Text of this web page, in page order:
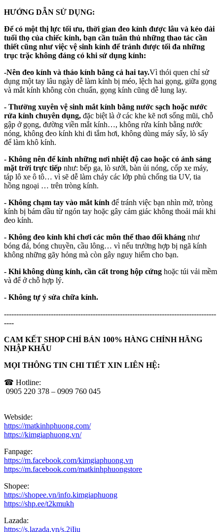
HƯỚNG DẪN SỬ DỤNG:
Để có một thị lực tối ưu, thời gian đeo kính được lâu và kéo dài
tuổi thọ của chiếc kính, bạn cần tuân thủ những thao tác cần
thiết cũng như việc vệ sinh kính để tránh được tối đa những
trục trặc không đáng có khi sử dụng kính:
-Nên đeo kính và tháo kính bằng cả hai tay.Vì thói quen chỉ sử
dụng một tay lâu ngày dễ làm kính bị méo, lệch hai gọng, giữa gọng
và mắt kính không còn chuẩn, gọng kính cũng dễ lung lay.
- Thường xuyên vệ sinh mắt kính bằng nước sạch hoặc nước
rửa kính chuyên dụng, đặc biệt là ở các khe kẽ nơi sống mũi, chỗ
gập ở gọng, đường viền mắt kính…, không rửa kính bằng nước
nóng, không đeo kính khi đi tắm hơi, không dùng máy sấy, lò sấy
để làm khô kính.
- Không nên để kính những nơi nhiệt độ cao hoặc có ánh sáng
mặt trời trực tiếp như: bếp ga, lò sưởi, bàn ủi nóng, cốp xe máy,
táp lô xe ô tô… vì sẽ dễ làm chảy các lớp phủ chống tia UV, tia
hồng ngoại … trên tròng kính.
- Không chạm tay vào mắt kính để tránh việc bạn nhìn mờ, tròng
kính bị bám dầu từ ngón tay hoặc gây cảm giác không thoải mái khi
đeo kính.
- Không đeo kính khi chơi các môn thể thao đối kháng như
bóng đá, bóng chuyền, cầu lông… vì nếu trường hợp bị ngã kính
không những gãy hỏng mà còn gây nguy hiểm cho bạn.
- Khi không dùng kính, cần cất trong hộp cứng hoặc túi vải mềm
và để ở chỗ hợp lý.
- Không tự ý sửa chữa kính.
--------------------------------------------------------------------------------------
----
CAM KẾT SHOP CHỈ BÁN 100% HÀNG CHÍNH HÃNG
NHẬP KHẨU
MỌI THÔNG TIN CHI TIẾT XIN LIÊN HỆ:
☎ Hotline:
0905 220 378 – 0909 760 045
Webside:
https://matkinhphuong.com/
https://kimgiaphuong.vn/
Fanpage:
https://m.facebook.com/kimgiaphuong.vn
https://m.facebook.com/matkinhphuongstore
Shopee:
https://shopee.vn/info.kimgiaphuong
https://shp.ee/t2kmukh
Lazada:
https://s.lazada.vn/s.2jIiu